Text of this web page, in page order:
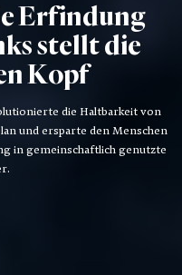
Erfindung
stellt die
Kopf
die Haltbarkeit von
und ersparte den Menschen
in gemeinschaftlich genutzte